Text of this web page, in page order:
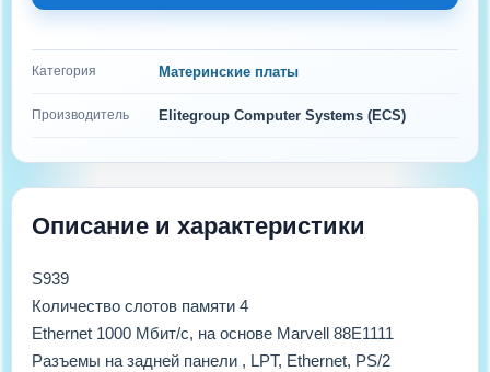
Категория Материнские платы
Производитель Elitegroup Computer Systems (ECS)
Описание и характеристики
S939
Количество слотов памяти 4
Ethernet 1000 Мбит/с, на основе Marvell 88E1111
Разъемы на задней панели , LPT, Ethernet, PS/2